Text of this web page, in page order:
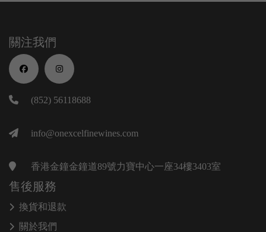
關注我們
(852) 56118688
info@onexcelfinewines.com
香港金鐘金鐘道89號力寶中心一座34樓3403室
售後服務
換貨和退款
關於我們